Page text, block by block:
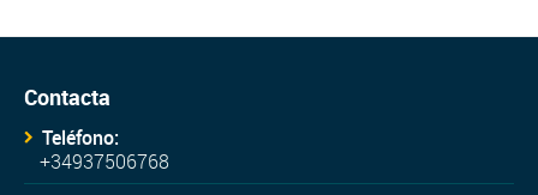
Contacta
Teléfono:
+34937506768